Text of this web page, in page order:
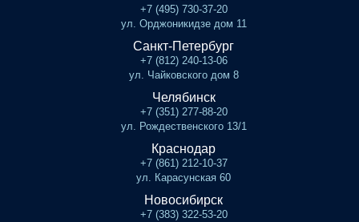
+7 (495) 730-37-20
ул. Орджоникидзе дом 11
Санкт-Петербург
+7 (812) 240-13-06
ул. Чайковского дом 8
Челябинск
+7 (351) 277-88-20
ул. Рождественского 13/1
Краснодар
+7 (861) 212-10-37
ул. Карасунская 60
Новосибирск
+7 (383) 322-53-20